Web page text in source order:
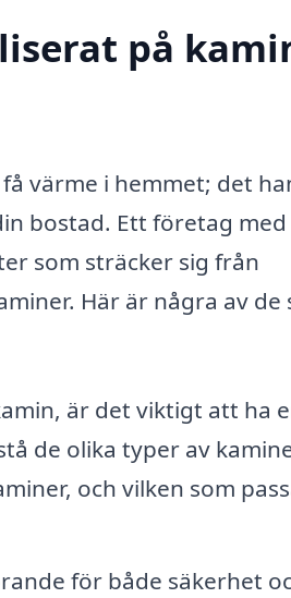
på
värme i hemmet; det
bostad. Ett företag med
som sträcker sig från
Här är några av de
är det viktigt att ha
de olika typer av
och vilken som
för både säkerhet